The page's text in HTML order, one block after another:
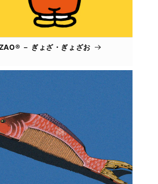
－ ぎょざ・ぎょざお